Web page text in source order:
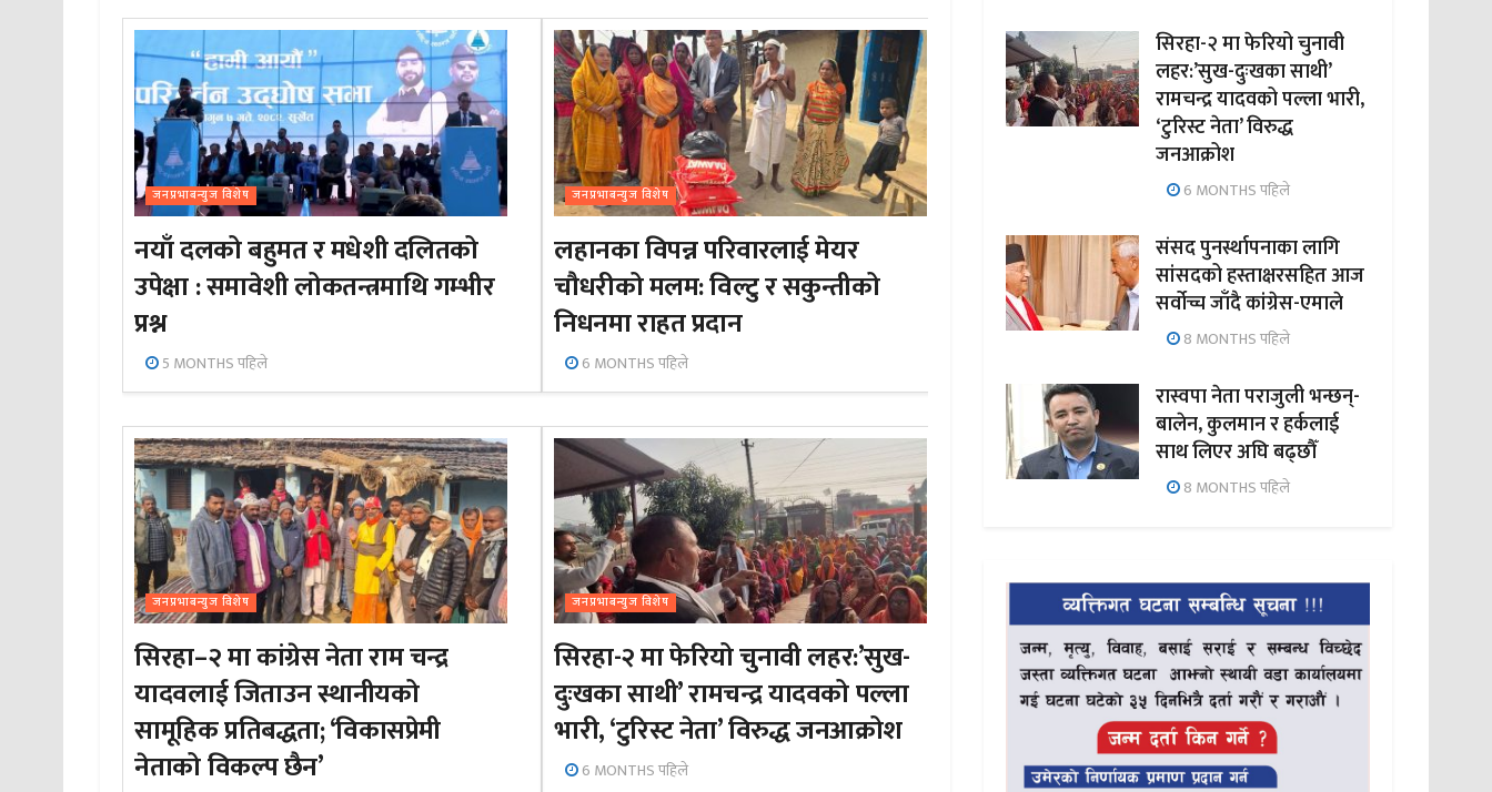
जनप्रभाबन्युज विशेष
नयाँ दलको बहुमत र मधेशी दलितको
उपेक्षा : समावेशी लोकतन्त्रमाथि गम्भीर
प्रश्न
5 MONTHS पहिले
जनप्रभाबन्युज विशेष
लहानका विपन्न परिवारलाई मेयर
चौधरीको मलम: विल्टु र सकुन्तीको
निधनमा राहत प्रदान
6 MONTHS पहिले
जनप्रभाबन्युज विशेष
सिरहा–२ मा कांग्रेस नेता राम चन्द्र
यादवलाई जिताउन स्थानीयको
सामूहिक प्रतिबद्धता; ‘विकासप्रेमी
नेताको विकल्प छैन’
जनप्रभाबन्युज विशेष
सिरहा-२ मा फेरियो चुनावी लहर:’सुख-
दुःखका साथी’ रामचन्द्र यादवको पल्ला
भारी, ‘टुरिस्ट नेता’ विरुद्ध जनआक्रोश
6 MONTHS पहिले
सिरहा-२ मा फेरियो चुनावी
लहर:’सुख-दुःखका साथी’
रामचन्द्र यादवको पल्ला भारी,
‘टुरिस्ट नेता’ विरुद्ध
जनआक्रोश
6 MONTHS पहिले
संसद पुनर्स्थापनाका लागि
सांसदको हस्ताक्षरसहित आज
सर्वोच्च जाँदै कांग्रेस-एमाले
8 MONTHS पहिले
रास्वपा नेता पराजुली भन्छन्-
बालेन, कुलमान र हर्कलाई
साथ लिएर अघि बढ्छौँ
8 MONTHS पहिले